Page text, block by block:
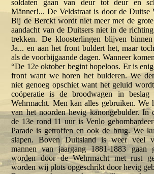
soldaten gaan van deur tot deur en
Männer!... De Veldstraat is door de Duitse
Bij de Berckt wordt niet meer met de
aandacht van de Duitsers niet in de
trekken. De kloosterlingen blijven
Ja... en aan het front buldert het, maar
als de voorbijgaande dagen. Wanneer
“De 12e oktober begint hopeloos. Er is
front want we horen het bulderen. We
niet genoeg opschiet want het geluid
coöperatie is de broodwagen in beslag
Wehrmacht. Men kan alles gebruiken. We
van het noorden hevig kanongebulder. In
de 13e rond 11 uur is Venlo
Parade is getroffen en ook de brug. We
slapen. Boven Duitsland is weer veel
mannen van jaargang 1881-1883
worden door de Wehrmacht met rust
worden wij plots opgeschrikt door hevig